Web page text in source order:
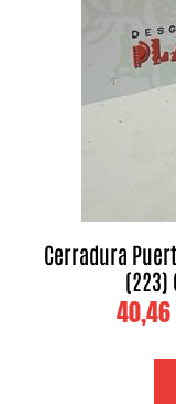
Cerradura
(223)
40,46